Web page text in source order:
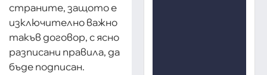
страните, защото е
изключително важно
такъв договор, с ясно
разписани правила, да
бъде подписан.